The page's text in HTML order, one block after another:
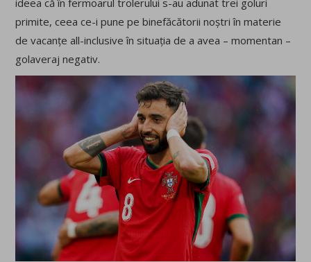
primite, ceea ce-i pune pe binefăcătorii noștri în materie
de vacanțe all-inclusive în situația de a avea – momentan –
golaveraj negativ.